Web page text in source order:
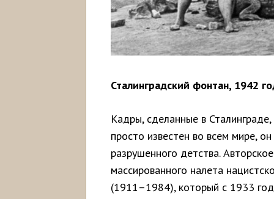
Сталинградский фонтан, 1942
Кадры, сделанные в
просто известен во всем мире,
разрушенного детства.
массированного налета
(1911–1984), который с 1933